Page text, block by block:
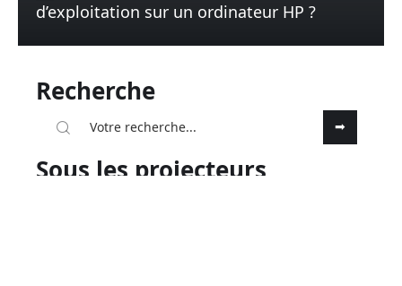
d’exploitation sur un ordinateur HP ?
Recherche
Sous les projecteurs